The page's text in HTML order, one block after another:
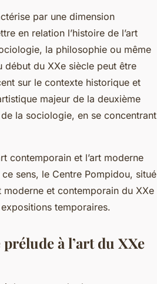
par une dimension
en relation l’histoire de l’art
la philosophie ou même
début du XXe siècle peut être
sur le contexte historique et
majeur de la deuxième
la sociologie, en se concentrant
contemporain et l’art moderne
ce sens, le Centre Pompidou, situé
moderne et contemporain du XXe
temporaires.
à l’art du XXe